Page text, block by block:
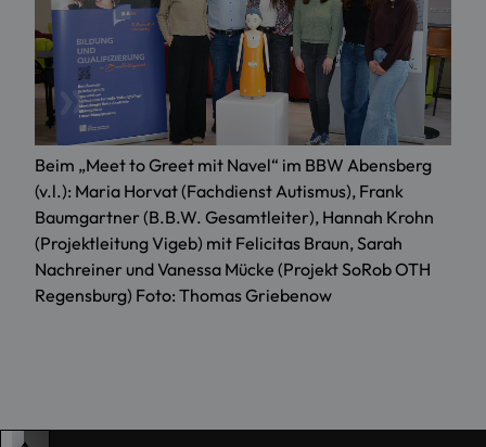
Beim „Meet to Greet mit Navel“ im BBW Abensberg
(v.l.): Maria Horvat (Fachdienst Autismus), Frank
Baumgartner (B.B.W. Gesamtleiter), Hannah Krohn
(Projektleitung Vigeb) mit Felicitas Braun, Sarah
Nachreiner und Vanessa Mücke (Projekt SoRob OTH
Regensburg) Foto: Thomas Griebenow